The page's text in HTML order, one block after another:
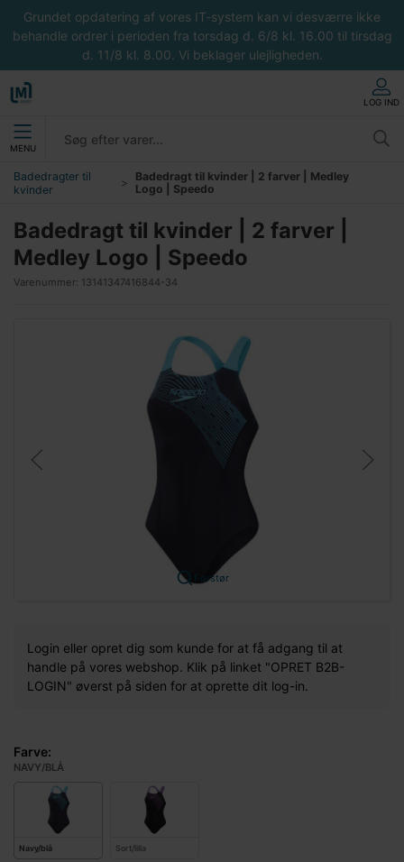
Grundet opdatering af vores IT-system kan vi desværre ikke
behandle ordrer i perioden fra torsdag d. 6/8 kl. 16.00 til tirsdag
d. 11/8 kl. 8.00. Vi beklager ulejligheden.
LOG IND
MENU
Badedragter til
kvinder
Badedragt til kvinder | 2 farver | Medley
Logo | Speedo
Badedragt til kvinder | 2 farver |
Medley Logo | Speedo
Varenummer: 13141347416844-34
Forstør
Login eller opret dig som kunde for at få adgang til at
handle på vores webshop. Klik på linket "OPRET B2B-
LOGIN" øverst på siden for at oprette dit log-in.
Farve:
NAVY/BLÅ
Navy/blå Sort/lilla